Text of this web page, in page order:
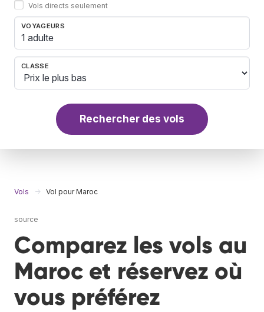
Vols directs seulement
VOYAGEURS
1 adulte
CLASSE
Rechercher des vols
Vols Vol pour Maroc
source
Comparez les vols au
Maroc et réservez où
vous préférez